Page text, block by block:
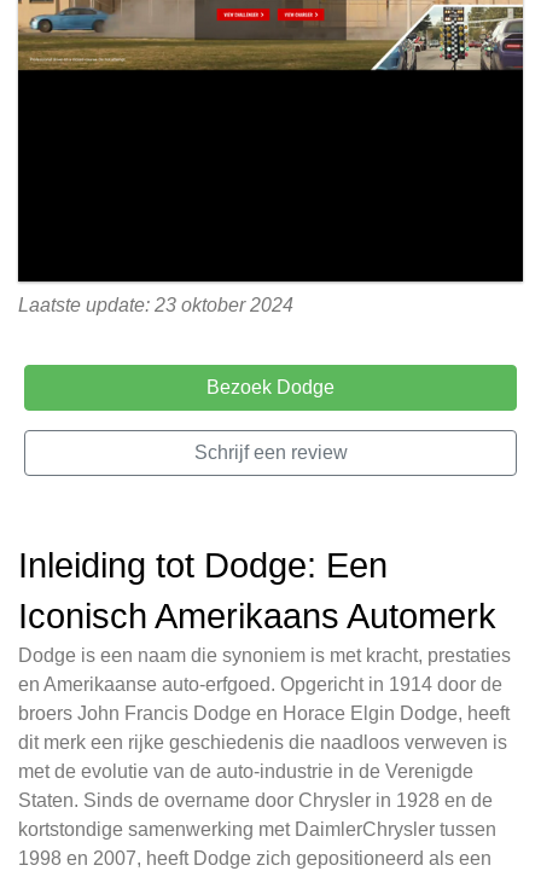
Laatste update: 23 oktober 2024
Bezoek Dodge
Schrijf een review
Inleiding tot Dodge: Een
Iconisch Amerikaans Automerk
Dodge is een naam die synoniem is met kracht, prestaties
en Amerikaanse auto-erfgoed. Opgericht in 1914 door de
broers John Francis Dodge en Horace Elgin Dodge, heeft
dit merk een rijke geschiedenis die naadloos verweven is
met de evolutie van de auto-industrie in de Verenigde
Staten. Sinds de overname door Chrysler in 1928 en de
kortstondige samenwerking met DaimlerChrysler tussen
1998 en 2007, heeft Dodge zich gepositioneerd als een